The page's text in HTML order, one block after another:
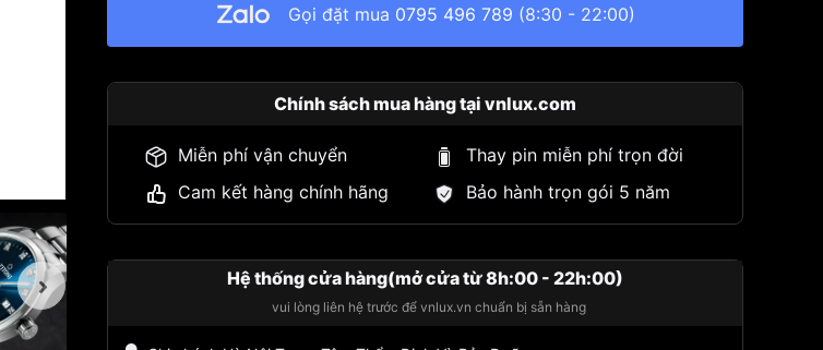
Gọi đặt mua 0795 496 789 (8:30 - 22:00)
Chính sách mua hàng tại vnlux.com
Miễn phí vận chuyển
Thay pin miễn phí trọn đời
Cam kết hàng chính hãng
Bảo hành trọn gói 5 năm
Hệ thống cửa hàng(mở cửa từ 8h:00 - 22h:00)
vui lòng liên hệ trước để vnlux.vn chuẩn bị sẵn hàng